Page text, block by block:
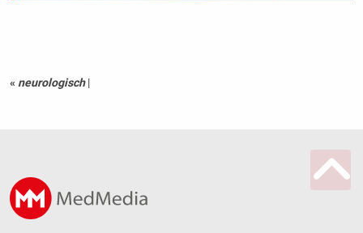
« neurologisch |